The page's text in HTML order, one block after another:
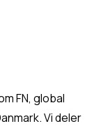
FN, global
Vi deler